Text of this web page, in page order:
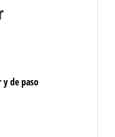
de paso